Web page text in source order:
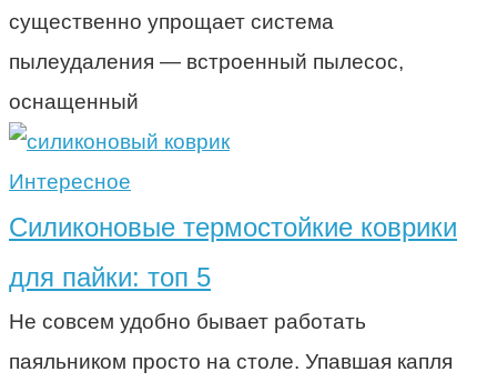
существенно упрощает система
пылеудаления — встроенный пылесос,
оснащенный
Интересное
Силиконовые термостойкие коврики
для пайки: топ 5
Не совсем удобно бывает работать
паяльником просто на столе. Упавшая капля